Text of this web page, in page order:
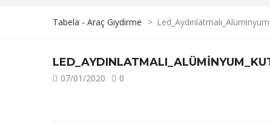
Tabela - Araç Giydirme >
07/01/2020 0